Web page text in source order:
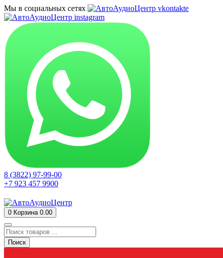
Мы в социальных сетях
8 (3822) 97-99-00
+7 923 457 9900
0 Корзина 0.00
Поиск